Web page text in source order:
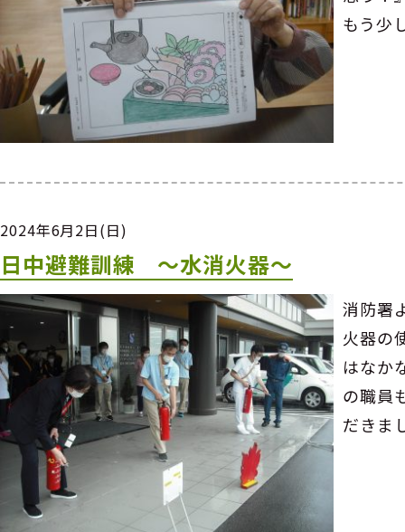
もう少
2024年6月2日(日)
日中避難訓練 ～水消火器～
消防署
火器の
はなか
の職員
だきま